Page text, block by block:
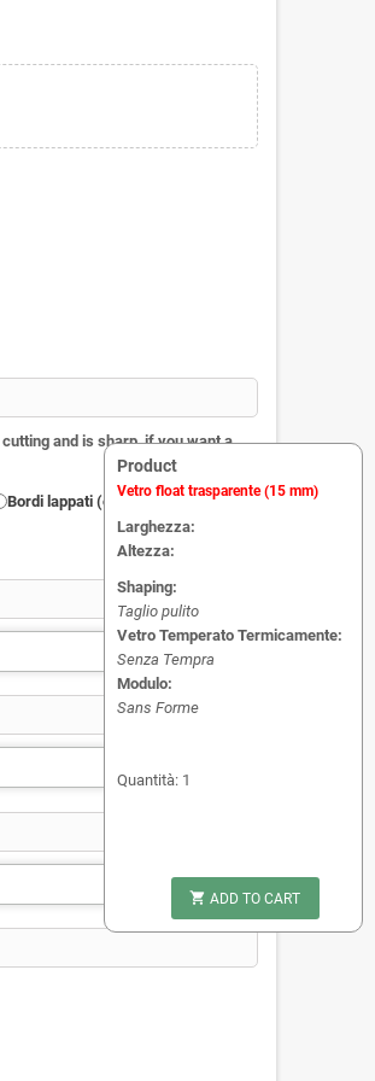
and is sharp, if you want a
Bordi lappati (opaco)
Product
Vetro float trasparente (15 mm)
Larghezza:
Altezza:
Shaping:
Taglio pulito
Vetro Temperato Termicamente:
Senza Tempra
Modulo:
Sans Forme
Quantità: 1
 ADD TO CART